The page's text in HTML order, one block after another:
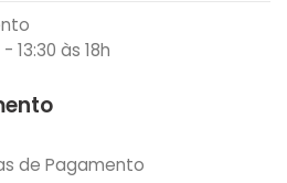
13:30 às 18h